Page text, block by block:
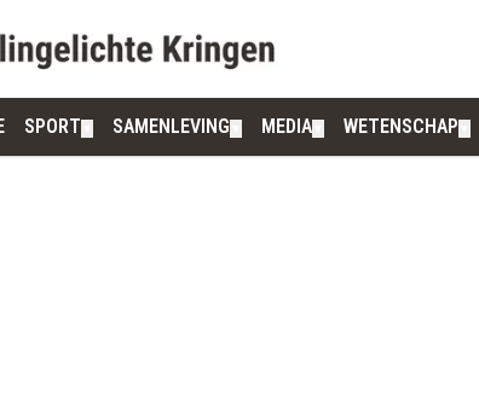
SPORT SAMENLEVING MEDIA WETENSCHAP